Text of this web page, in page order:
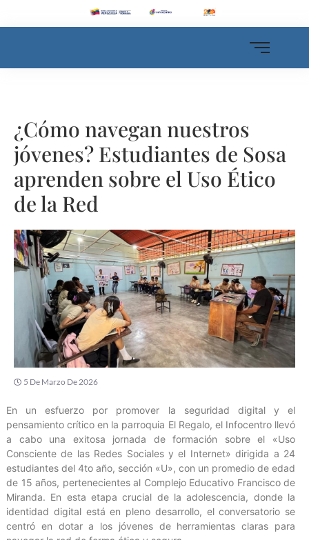
¿Cómo navegan nuestros
jóvenes? Estudiantes de Sosa
aprenden sobre el Uso Ético
de la Red
5 De Marzo De 2026
En un esfuerzo por promover la seguridad digital y el
pensamiento crítico en la parroquia El Regalo, el Infocentro llevó
a cabo una exitosa jornada de formación sobre el «Uso
Consciente de las Redes Sociales y el Internet» dirigida a 24
estudiantes del 4to año, sección «U», con un promedio de edad
de 15 años, pertenecientes al Complejo Educativo Francisco de
Miranda. En esta etapa crucial de la adolescencia, donde la
identidad digital está en pleno desarrollo, el conversatorio se
centró en dotar a los jóvenes de herramientas claras para